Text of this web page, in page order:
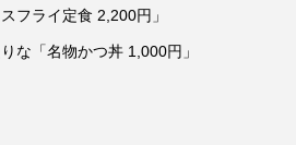
フライ定食 2,200円」
な「名物かつ丼 1,000円」